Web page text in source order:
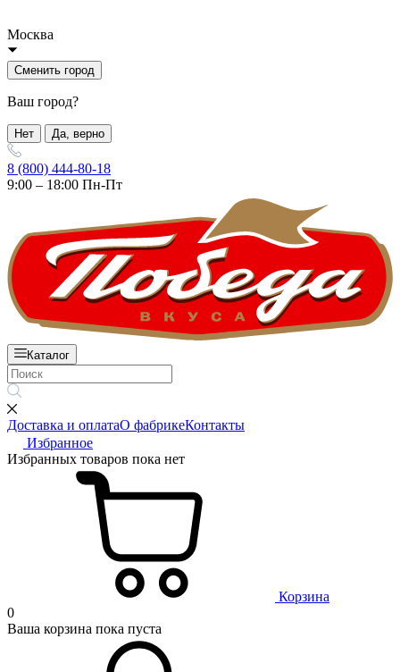
Москва
Сменить город
Ваш город?
Нет Да, верно
8 (800) 444-80-18
9:00 – 18:00 Пн-Пт
Каталог
Доставка и оплатаО фабрикеКонтакты
Избранное
Избранных товаров пока нет
Корзина
0
Ваша корзина пока пуста